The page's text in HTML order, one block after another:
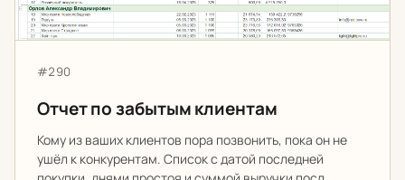
Артикул:
#290
Отчет по забытым клиентам
Кому из ваших клиентов пора позвонить, пока он не
ушёл к конкурентам. Список с датой последней